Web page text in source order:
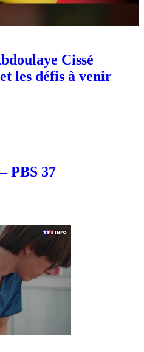
Cissé
les défis à venir
PBS 37